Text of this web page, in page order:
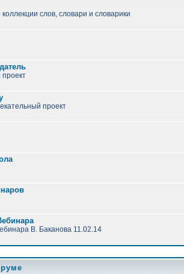
слов, словари и словарики
проект
проект
В. Баканова 11.02.14